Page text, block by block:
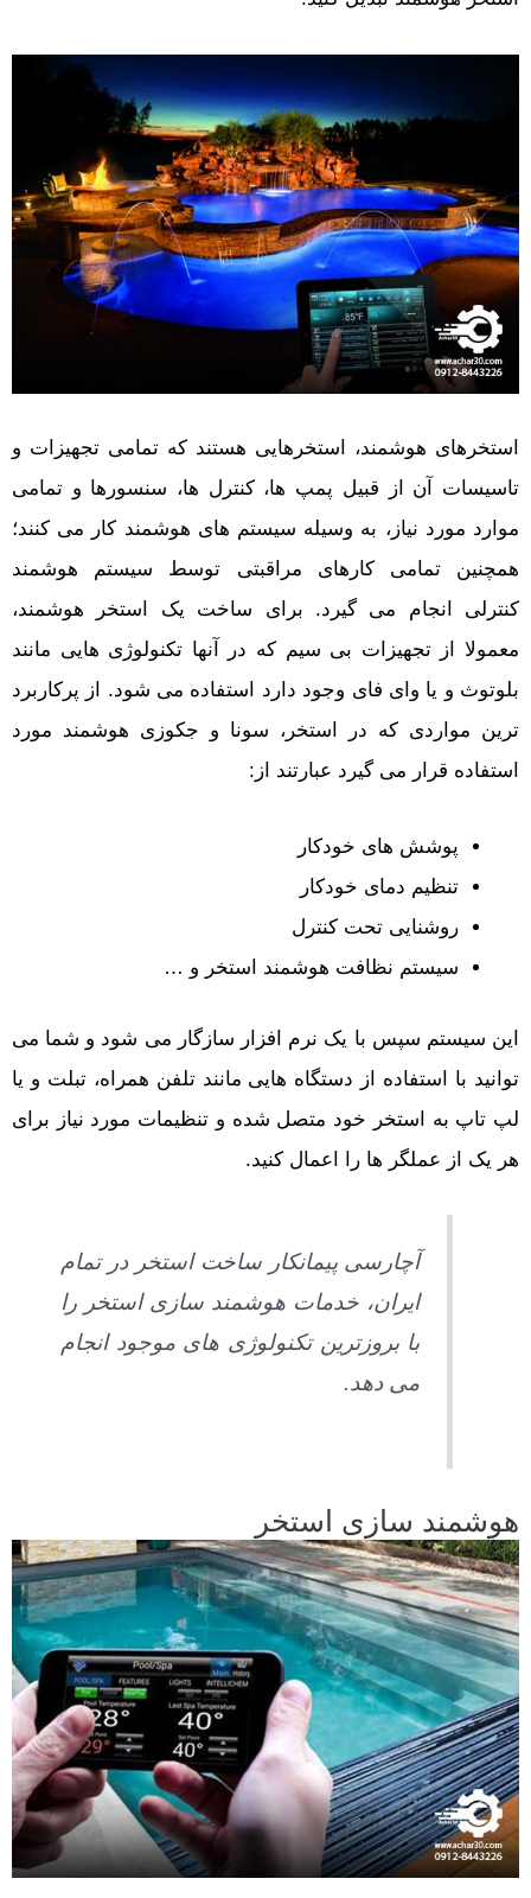
استخرهای هوشمند، استخرهایی هستند که تمامی تجهیزات و
تاسیسات آن از قبیل پمپ ها، کنترل ها، سنسورها و تمامی
موارد مورد نیاز، به وسیله سیستم های هوشمند کار می کنند؛
همچنین تمامی کارهای مراقبتی توسط سیستم هوشمند
کنترلی انجام می گیرد. برای ساخت یک استخر هوشمند،
معمولا از تجهیزات بی سیم که در آنها تکنولوژی هایی مانند
بلوتوث و یا وای فای وجود دارد استفاده می شود. از پرکاربرد
ترین مواردی که در استخر، سونا و جکوزی هوشمند مورد
استفاده قرار می گیرد عبارتند از:
پوشش های خودکار
تنظیم دمای خودکار
روشنایی تحت کنترل
سیستم نظافت هوشمند استخر و …
این سیستم سپس با یک نرم افزار سازگار می شود و شما می
توانید با استفاده از دستگاه هایی مانند تلفن همراه، تبلت و یا
لپ تاپ به استخر خود متصل شده و تنظیمات مورد نیاز برای
هر یک از عملگر ها را اعمال کنید.
آچارسی پیمانکار ساخت استخر در تمام
ایران، خدمات هوشمند سازی استخر را
با بروزترین تکنولوژی های موجود انجام
می دهد.
هوشمند سازی استخر